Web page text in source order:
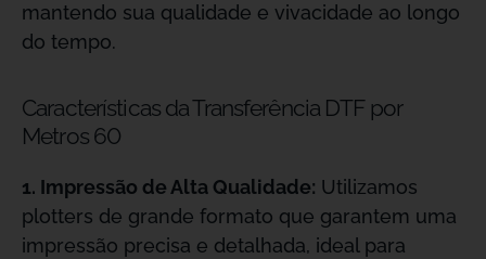
mantendo sua qualidade e vivacidade ao longo
do tempo.
Características da Transferência DTF por
Metros 60
1. Impressão de Alta Qualidade: Utilizamos
plotters de grande formato que garantem uma
impressão precisa e detalhada, ideal para